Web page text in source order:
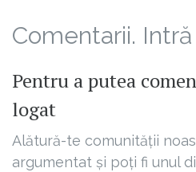
Comentarii.
Pentru a putea
logat
Alătură-te comunității
argumentat și poți fi unul